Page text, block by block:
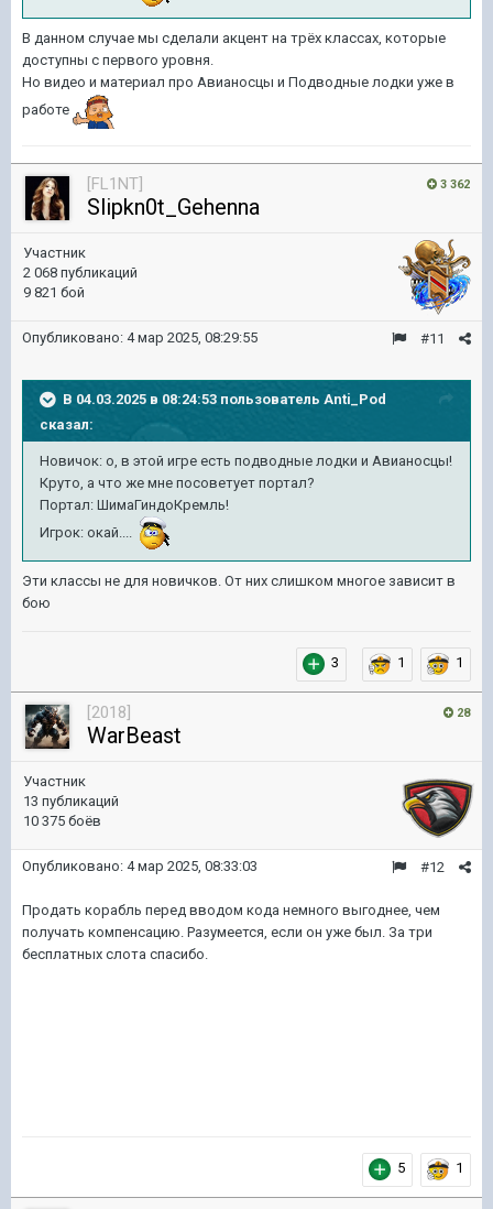
В данном случае мы сделали акцент на трёх классах, которые
доступны с первого уровня.
Но видео и материал про Авианосцы и Подводные лодки уже в
работе
3 362
[FL1NT]
Slipkn0t_Gehenna
Участник
2 068 публикаций
9 821 бой
#11
Опубликовано: 4 мар 2025, 08:29:55
В 04.03.2025 в 08:24:53 пользователь Anti_Pod
сказал:
Новичок: о, в этой игре есть подводные лодки и Авианосцы!
Круто, а что же мне посоветует портал?
Портал: ШимаГиндоКремль!
Игрок: окай....
Эти классы не для новичков. От них слишком многое зависит в
бою
3 1 1
28
[2018]
WarBeast
Участник
13 публикаций
10 375 боёв
#12
Опубликовано: 4 мар 2025, 08:33:03
Продать корабль перед вводом кода немного выгоднее, чем
получать компенсацию. Разумеется, если он уже был. За три
бесплатных слота спасибо.
5 1